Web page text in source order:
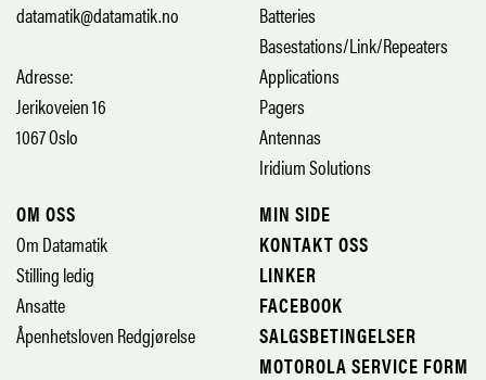
datamatik@datamatik.no
Adresse:
Jerikoveien 16
1067 Oslo
Batteries
Basestations/Link/Repeaters
Applications
Pagers
Antennas
Iridium Solutions
OM OSS
Om Datamatik
Stilling ledig
Ansatte
Åpenhetsloven Redgjørelse
MIN SIDE
KONTAKT OSS
LINKER
FACEBOOK
SALGSBETINGELSER
MOTOROLA SERVICE FORM